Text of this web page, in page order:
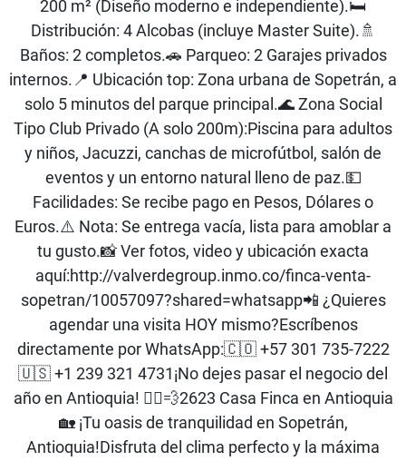
200 m² (Diseño moderno e independiente).🛏️
Distribución: 4 Alcobas (incluye Master Suite).🚿
Baños: 2 completos.🚗 Parqueo: 2 Garajes privados
internos.📍 Ubicación top: Zona urbana de Sopetrán, a
solo 5 minutos del parque principal.🌊 Zona Social
Tipo Club Privado (A solo 200m):Piscina para adultos
y niños, Jacuzzi, canchas de microfútbol, salón de
eventos y un entorno natural lleno de paz.💵
Facilidades: Se recibe pago en Pesos, Dólares o
Euros.⚠️ Nota: Se entrega vacía, lista para amoblar a
tu gusto.📸 Ver fotos, video y ubicación exacta
aquí:http://valverdegroup.inmo.co/finca-venta-
sopetran/10057097?shared=whatsapp📲 ¿Quieres
agendar una visita HOY mismo?Escríbenos
directamente por WhatsApp:🇨🇴 +57 301 735-7222
🇺🇸 +1 239 321 4731¡No dejes pasar el negocio del
año en Antioquia! 🏃‍♂️💨2623 Casa Finca en Antioquia
🏡 ¡Tu oasis de tranquilidad en Sopetrán,
Antioquia!Disfruta del clima perfecto y la máxima